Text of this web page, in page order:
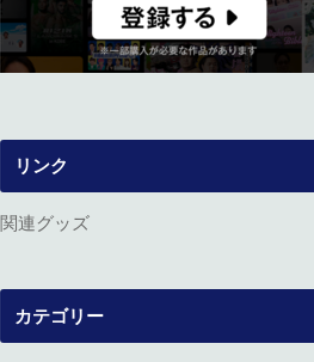
リンク
関連グッズ
カテゴリー